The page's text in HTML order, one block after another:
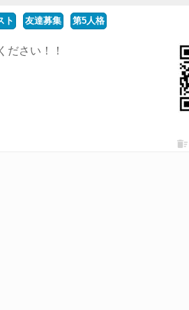
ト 友達募集 第5人格
ださい！！